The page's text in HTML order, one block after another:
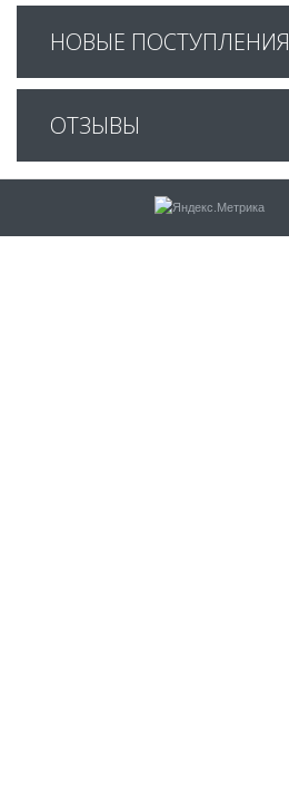
НОВЫЕ ПОСТУПЛЕНИЯ
ОТЗЫВЫ